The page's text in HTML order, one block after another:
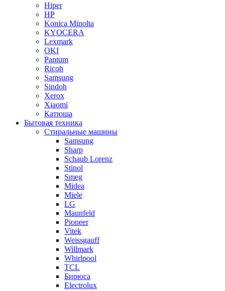
Hiper
HP
Konica Minolta
KYOCERA
Lexmark
OKI
Pantum
Ricoh
Samsung
Sindoh
Xerox
Xiaomi
Катюша
Бытовая техника
Стиральные машины
Samsung
Sharp
Schaub Lorenz
Stinol
Smeg
Midea
Miele
LG
Maunfeld
Pioneer
Vitek
Weissgauff
Willmark
Whirlpool
TCL
Бирюса
Electrolux